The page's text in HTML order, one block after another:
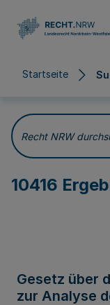
Startseite
Recht NRW
10416
Gesetz über
zur Analyse